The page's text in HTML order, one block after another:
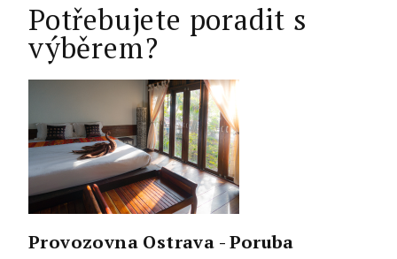
Potřebujete poradit s
výběrem?
Provozovna Ostrava - Poruba